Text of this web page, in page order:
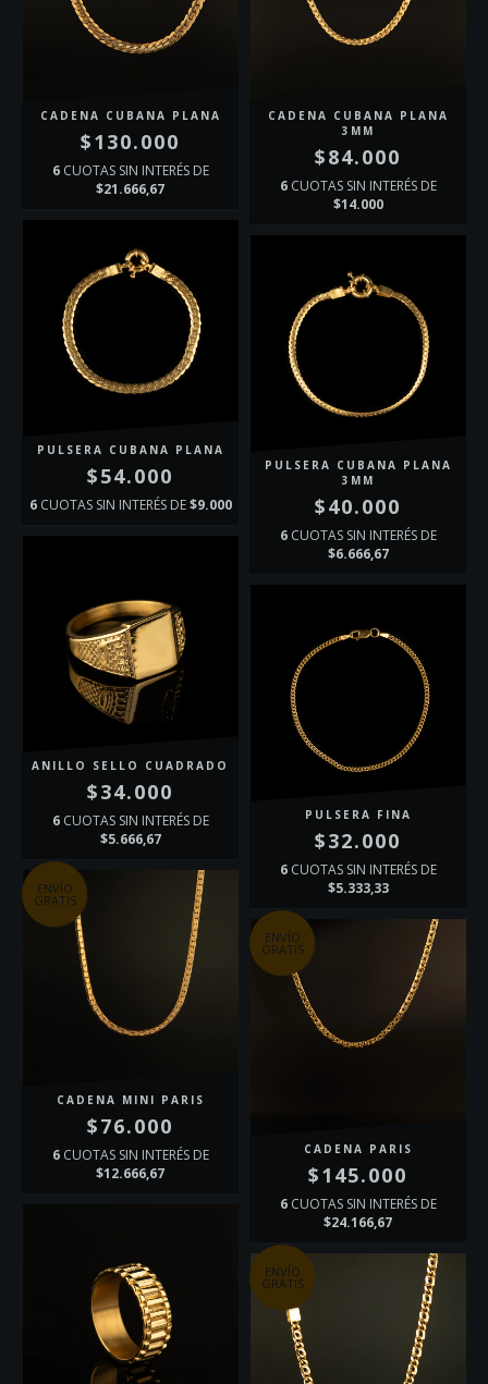
CADENA CUBANA PLANA
$130.000
6 CUOTAS SIN INTERÉS DE
$21.666,67
CADENA CUBANA PLANA
3MM
$84.000
6 CUOTAS SIN INTERÉS DE
$14.000
PULSERA CUBANA PLANA
$54.000
6 CUOTAS SIN INTERÉS DE$9.000
PULSERA CUBANA PLANA
3MM
$40.000
6 CUOTAS SIN INTERÉS DE
$6.666,67
ANILLO SELLO CUADRADO
$34.000
6 CUOTAS SIN INTERÉS DE
$5.666,67
PULSERA FINA
$32.000
6 CUOTAS SIN INTERÉS DE
$5.333,33
ENVÍO
GRATIS
CADENA MINI PARIS
$76.000
6 CUOTAS SIN INTERÉS DE
$12.666,67
ENVÍO
GRATIS
CADENA PARIS
$145.000
6 CUOTAS SIN INTERÉS DE
$24.166,67
ENVÍO
GRATIS